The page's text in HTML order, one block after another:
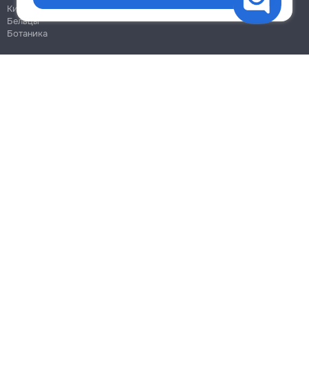
Кишинёв
Бельцы
Ботаника